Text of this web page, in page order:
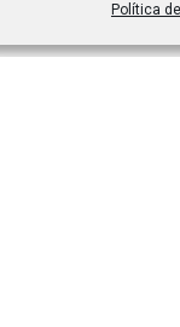
Política